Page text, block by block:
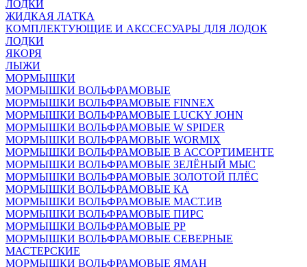
ЛОДКИ
ЖИДКАЯ ЛАТКА
КОМПЛЕКТУЮЩИЕ И АКССЕСУАРЫ ДЛЯ ЛОДОК
ЛОДКИ
ЯКОРЯ
ЛЫЖИ
МОРМЫШКИ
МОРМЫШКИ ВОЛЬФРАМОВЫЕ
МОРМЫШКИ ВОЛЬФРАМОВЫЕ FINNEX
МОРМЫШКИ ВОЛЬФРАМОВЫЕ LUCKY JOHN
МОРМЫШКИ ВОЛЬФРАМОВЫЕ W SPIDER
МОРМЫШКИ ВОЛЬФРАМОВЫЕ WORMIX
МОРМЫШКИ ВОЛЬФРАМОВЫЕ В АССОРТИМЕНТЕ
МОРМЫШКИ ВОЛЬФРАМОВЫЕ ЗЕЛЁНЫЙ МЫС
МОРМЫШКИ ВОЛЬФРАМОВЫЕ ЗОЛОТОЙ ПЛЁС
МОРМЫШКИ ВОЛЬФРАМОВЫЕ КА
МОРМЫШКИ ВОЛЬФРАМОВЫЕ МАСТ.ИВ
МОРМЫШКИ ВОЛЬФРАМОВЫЕ ПИРС
МОРМЫШКИ ВОЛЬФРАМОВЫЕ РР
МОРМЫШКИ ВОЛЬФРАМОВЫЕ СЕВЕРНЫЕ
МАСТЕРСКИЕ
МОРМЫШКИ ВОЛЬФРАМОВЫЕ ЯМАН